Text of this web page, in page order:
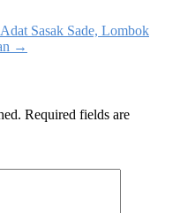
Sasak Sade, Lombok
→
Required fields are